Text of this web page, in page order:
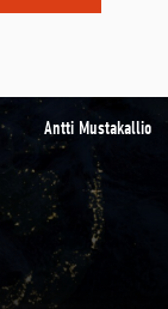
Antti Mustakallio